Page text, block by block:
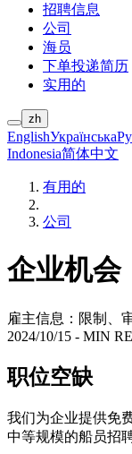
招聘信息
公司
海员
下单投递简历
实用的
zh
EnglishУкраїнська
Indonesia简体中文
有用的
公司
企业机会
雇主信息：限制、
2024/10/15 - MIN
职位空缺
我们为企业提供免
中等规模的船员招